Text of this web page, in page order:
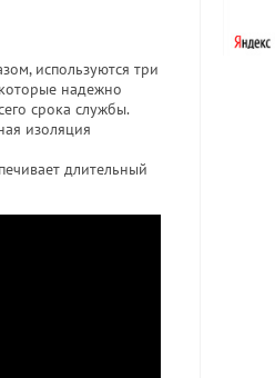
используются три
надежно
срока службы.
изоляция
длительный